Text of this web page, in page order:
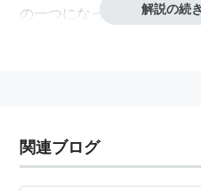
の一つになった。
解説の続
関連ブログ